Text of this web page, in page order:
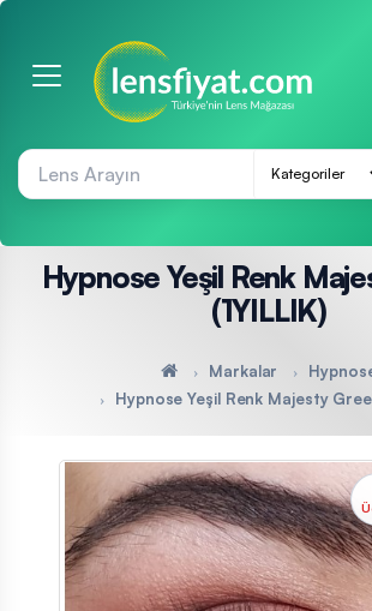
Hypnose Yeşil Renk
(1YILLIK)
Markalar
Hypnose Yeşil Renk Majesty